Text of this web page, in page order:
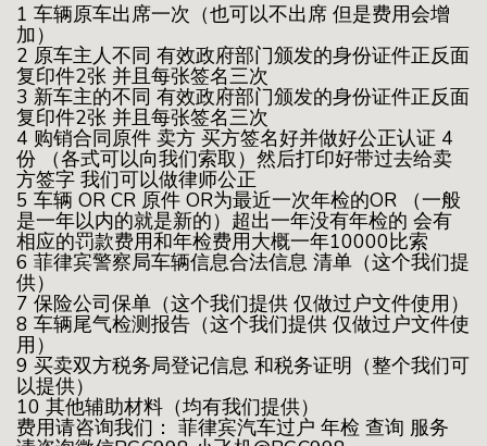
1 车辆原车出席一次（也可以不出席 但是费用会增
加）
2 原车主人不同 有效政府部门颁发的身份证件正反面
复印件2张 并且每张签名三次
3 新车主的不同 有效政府部门颁发的身份证件正反面
复印件2张 并且每张签名三次
4 购销合同原件 卖方 买方签名好并做好公正认证 4
份 （各式可以向我们索取）然后打印好带过去给卖
方签字 我们可以做律师公正
5 车辆 OR CR 原件 OR为最近一次年检的OR （一般
是一年以内的就是新的）超出一年没有年检的 会有
相应的罚款费用和年检费用大概一年10000比索
6 菲律宾警察局车辆信息合法信息 清单（这个我们提
供）
7 保险公司保单（这个我们提供 仅做过户文件使用）
8 车辆尾气检测报告（这个我们提供 仅做过户文件使
用）
9 买卖双方税务局登记信息 和税务证明（整个我们可
以提供）
10 其他辅助材料（均有我们提供）
费用请咨询我们： 菲律宾汽车过户 年检 查询 服务